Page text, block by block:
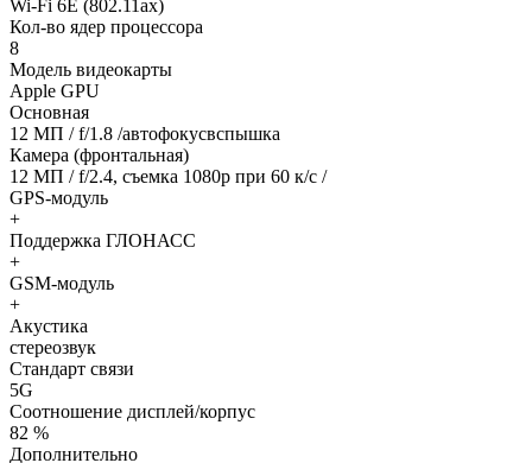
Wi-Fi 6E (802.11ax)
Кол-во ядер процессора
8
Модель видеокарты
Apple GPU
Основная
12 МП / f/1.8 /автофокусвспышка
Камера (фронтальная)
12 МП / f/2.4, съемка 1080р при 60 к/с /
GPS-модуль
+
Поддержка ГЛОНАСС
+
GSM-модуль
+
Акустика
стереозвук
Стандарт связи
5G
Соотношение дисплей/корпус
82 %
Дополнительно